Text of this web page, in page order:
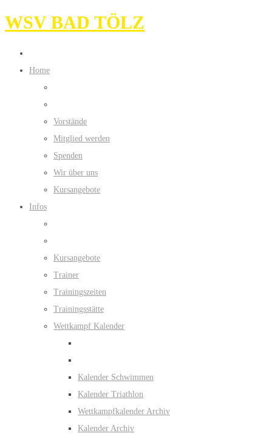
WSV BAD TÖLZ
Home
Vorstände
Mitglied werden
Spenden
Wir über uns
Kursangebote
Infos
Kursangebote
Trainer
Trainingszeiten
Trainingsstätte
Wettkampf Kalender
Kalender Schwimmen
Kalender Triathlon
Wettkampfkalender Archiv
Kalender Archiv